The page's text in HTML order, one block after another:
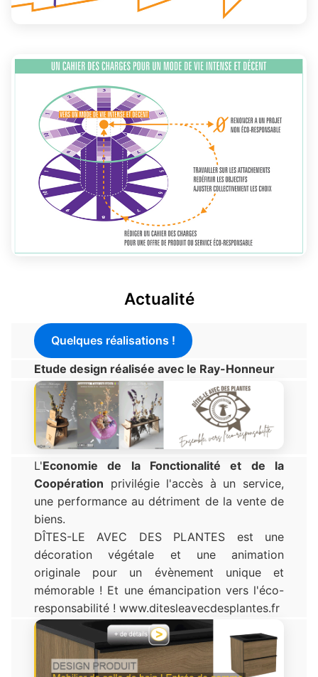
Actualité
Quelques réalisations !
Etude design réalisée avec le Ray-Honneur
L'Economie de la Fonctionalité et de la
Coopération privilégie l'accès à un service,
une performance au détriment de la vente de
biens.
DÎTES-LE AVEC DES PLANTES est une
décoration végétale et une animation
originale pour un évènement unique et
mémorable ! Et une émancipation vers l'éco-
responsabilité ! www.ditesleavecdesplantes.fr